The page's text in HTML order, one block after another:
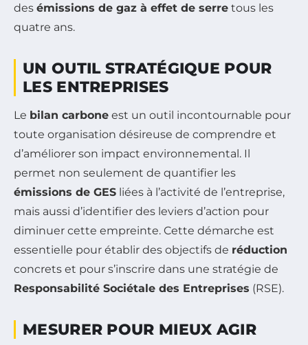
des émissions de gaz à effet de serre tous les
quatre ans.
UN OUTIL STRATÉGIQUE POUR
LES ENTREPRISES
Le bilan carbone est un outil incontournable pour
toute organisation désireuse de comprendre et
d’améliorer son impact environnemental. Il
permet non seulement de quantifier les
émissions de GES liées à l’activité de l’entreprise,
mais aussi d’identifier des leviers d’action pour
diminuer cette empreinte. Cette démarche est
essentielle pour établir des objectifs de réduction
concrets et pour s’inscrire dans une stratégie de
Responsabilité Sociétale des Entreprises (RSE).
MESURER POUR MIEUX AGIR